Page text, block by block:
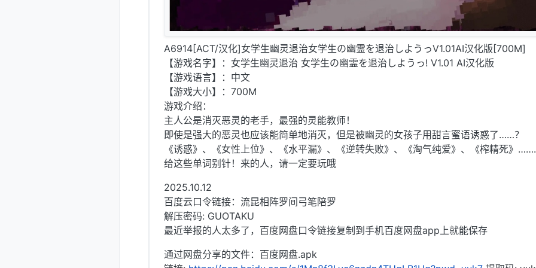
A6914[ACT/汉化]女学生幽灵退治女学生の幽霊を退治しようっV1.01AI汉化版[700M]
【游戏名字】：女学生幽灵退治 女学生の幽霊を退治しようっ! V1.01 AI汉化版
【游戏语言】：中文
【游戏大小】：700M
游戏介绍：
主人公是消灭恶灵的老手，最强的灵能教师！
即使是强大的恶灵也应该能简单地消灭，但是被幽灵的女孩子用甜言蜜语诱惑了……？
《诱惑》、《女性上位》、《水平漏》、《逆转失败》、《淘气纯爱》、《榨精死》
给这些单词别针！来的人，请一定要玩哦
2025.10.12
百度云口令链接：流昆相阵罗间弓笔陪罗
解压密码: GUOTAKU
最近举报的人太多了，百度网盘口令链接复制到手机百度网盘app上就能保存
通过网盘分享的文件：百度网盘.apk